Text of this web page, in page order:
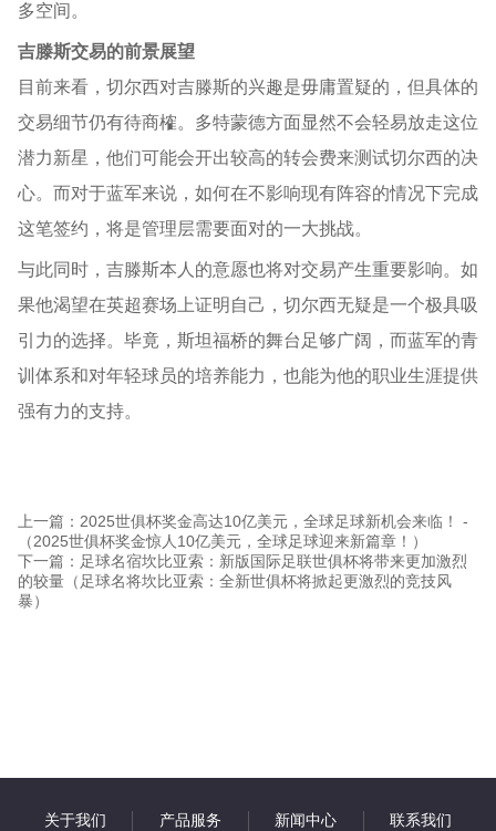
多空间。
吉滕斯交易的前景展望
目前来看，切尔西对吉滕斯的兴趣是毋庸置疑的，但具体的
交易细节仍有待商榷。多特蒙德方面显然不会轻易放走这位
潜力新星，他们可能会开出较高的转会费来测试切尔西的决
心。而对于蓝军来说，如何在不影响现有阵容的情况下完成
这笔签约，将是管理层需要面对的一大挑战。
与此同时，吉滕斯本人的意愿也将对交易产生重要影响。如
果他渴望在英超赛场上证明自己，切尔西无疑是一个极具吸
引力的选择。毕竟，斯坦福桥的舞台足够广阔，而蓝军的青
训体系和对年轻球员的培养能力，也能为他的职业生涯提供
强有力的支持。
上一篇：2025世俱杯奖金高达10亿美元，全球足球新机会来临！ -
（2025世俱杯奖金惊人10亿美元，全球足球迎来新篇章！）
下一篇：足球名宿坎比亚索：新版国际足联世俱杯将带来更加激烈
的较量（足球名将坎比亚索：全新世俱杯将掀起更激烈的竞技风
暴）
关于我们 产品服务 新闻中心 联系我们